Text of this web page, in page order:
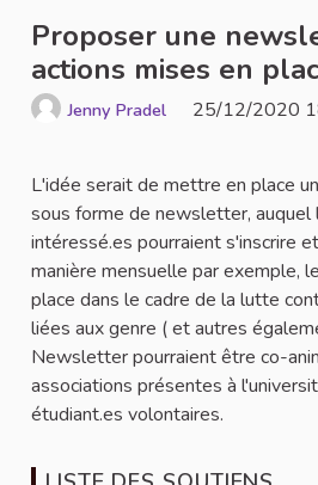
Proposer une
actions mises en
Jenny Pradel 25/12/2020
L'idée serait de mettre en place
sous forme de newsletter, auquel
intéressé.es pourraient s'inscrire
manière mensuelle par exemple,
place dans le cadre de la lutte
liées aux genre ( et autres
Newsletter pourraient être co-
associations présentes à
étudiant.es volontaires.